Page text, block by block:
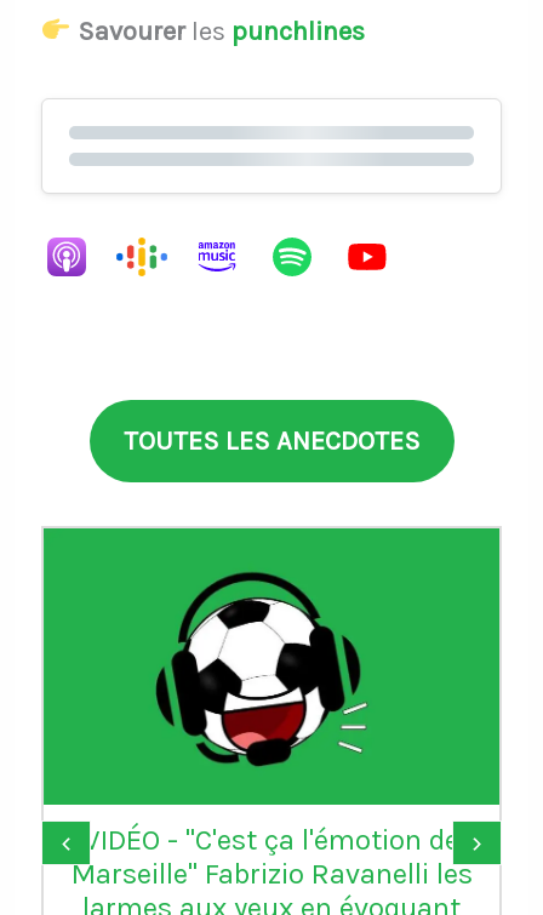
Savourerles punchlines
TOUTES LES ANECDOTES
VIDÉO - "C'est ça l'émotion de
Marseille" Fabrizio Ravanelli les
larmes aux yeux en évoquant
‹ ›